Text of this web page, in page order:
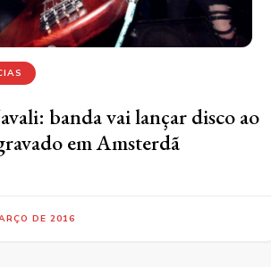
banda vai lançar disco ao
em Amsterdã
DE 2016